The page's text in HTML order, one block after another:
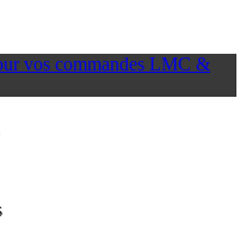
vos commandes LMC &